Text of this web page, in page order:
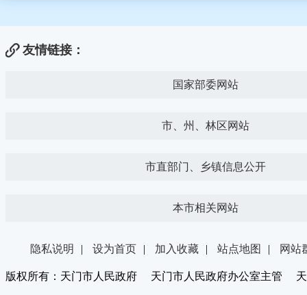
友情链接：
国家部委网站
市、州、林区网站
市直部门、乡镇信息公开
本市相关网站
隐私说明 | 设为首页 | 加入收藏 | 站点地图 | 网站
版权所有：天门市人民政府 天门市人民政府办公室主管 天